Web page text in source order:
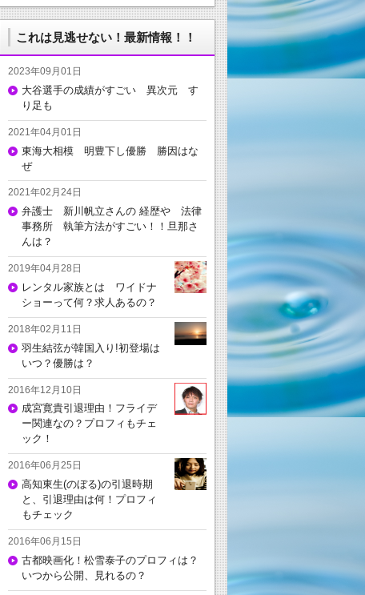
これは見逃せない！最新情報！！
2023年09月01日
大谷選手の成績がすごい 異次元 す
り足も
2021年04月01日
東海大相模 明豊下し優勝 勝因はな
ぜ
2021年02月24日
弁護士 新川帆立さんの 経歴や 法律
事務所 執筆方法がすごい！！旦那さ
んは？
2019年04月28日
レンタル家族とは ワイドナ
ショーって何？求人あるの？
2018年02月11日
羽生結弦が韓国入り!初登場は
いつ？優勝は？
2016年12月10日
成宮寛貴引退理由！フライデ
ー関連なの？プロフィもチェ
ック！
2016年06月25日
高知東生(のぼる)の引退時期
と、引退理由は何！プロフィ
もチェック
2016年06月15日
古都映画化！松雪泰子のプロフィは？
いつから公開、見れるの？